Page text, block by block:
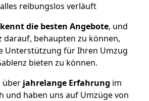
reibungslos verläuft
die besten Angebote, und
darauf, behaupten zu können,
Unterstützung für Ihren Umzug
bieten zu können.
überjahrelange Erfahrung im
und haben uns auf Umzüge von